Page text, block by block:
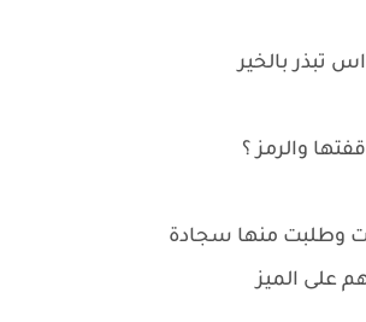
تبذر بالخير
والرمز ؟
وطلبت منها سجادة
على الميز